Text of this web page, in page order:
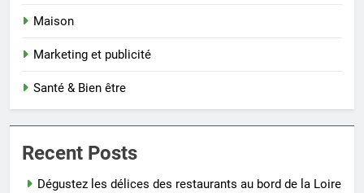
Maison
Marketing et publicité
Santé & Bien être
Recent Posts
Dégustez les délices des restaurants au bord de la Loire